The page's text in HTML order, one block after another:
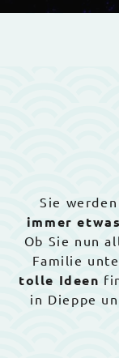
Sie
immer
Ob Sie nun
Familie
tolle Ideen
in Dieppe